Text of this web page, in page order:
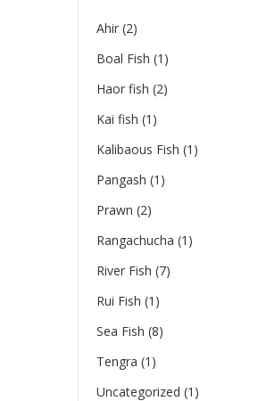
Ahir (2)
Boal Fish (1)
Haor fish (2)
Kai fish (1)
Kalibaous Fish (1)
Pangash (1)
Prawn (2)
Rangachucha (1)
River Fish (7)
Rui Fish (1)
Sea Fish (8)
Tengra (1)
Uncategorized (1)